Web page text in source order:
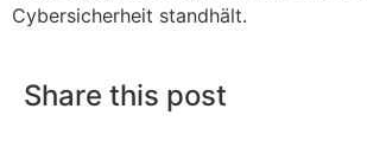
Cybersicherheit standhält.
Share this post